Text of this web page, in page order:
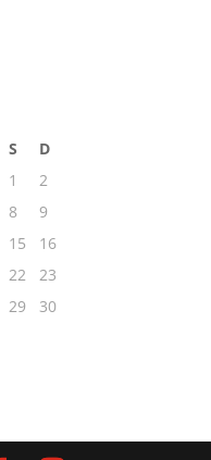
S
D
1
2
8
9
15
16
22
23
29
30